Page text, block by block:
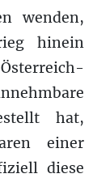
wenden,
hinein
hat,
einer
diese